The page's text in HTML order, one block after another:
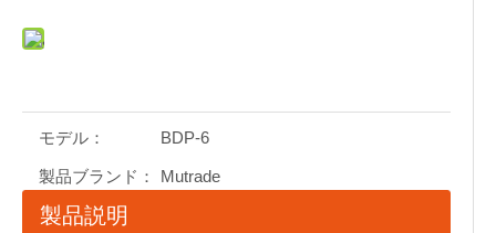
モデル： BDP-6
製品ブランド： Mutrade
製品説明